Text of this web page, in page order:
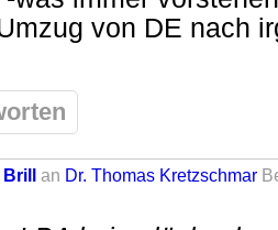
von DE nach
an Dr. Thomas Kretzschmar